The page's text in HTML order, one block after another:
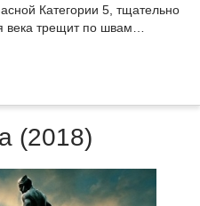
Категории 5, тщательно
века трещит по швам…
(2018)